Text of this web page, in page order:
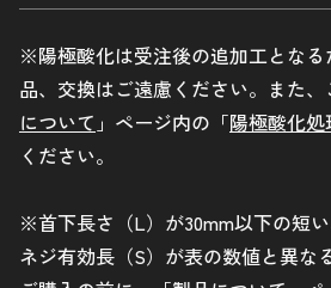
※陽極酸化は受注後の追加工とな
品、交換はご遠慮ください。また
について 」ページ内の「陽極酸化
ください。
※首下長さ（L）が30mm以下の短い
ネジ有効長（S）が表の数値と異な